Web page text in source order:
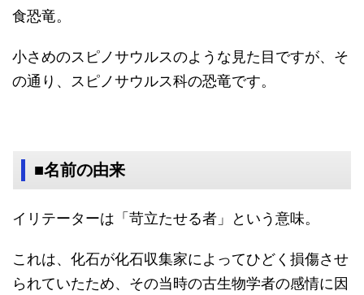
食恐竜。
小さめのスピノサウルスのような見た目ですが、そ
の通り、スピノサウルス科の恐竜です。
■名前の由来
イリテーターは「苛立たせる者」という意味。
これは、化石が化石収集家によってひどく損傷させ
られていたため、その当時の古生物学者の感情に因